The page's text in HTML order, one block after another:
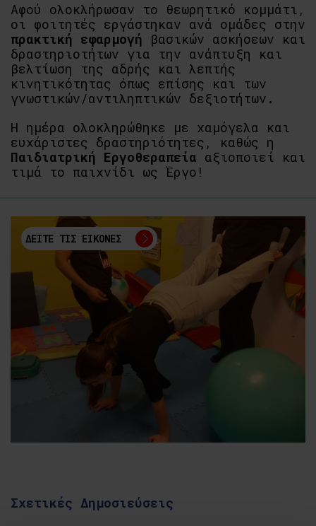
Αφού ολοκλήρωσαν το θεωρητικό κομμάτι,
οι φοιτητές εργάστηκαν ανά ομάδες στην
πρακτική εφαρμογή βασικών ασκήσεων και
δραστηριοτήτων για την ανάπτυξη και
βελτίωση της αδρής και λεπτής
κινητικότητας όπως επίσης και των
γνωστικών/αντιληπτικών δεξιοτήτων.
Η ημέρα ολοκληρώθηκε με χαμόγελα και
ευχάριστες δραστηριότητες, καθώς η
Παιδιατρική Εργοθεραπεία αξιοποιεί και
τιμά το παιχνίδι ως Έργο!
ΔΕΙΤΕ ΤΙΣ ΕΙΚΟΝΕΣ
Σχετικές Δημοσιεύσεις